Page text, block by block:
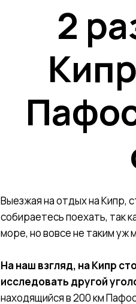
2
Выезжая на отдых на Кипр,
собираетесь поехать, так
море, но вовсе не таким уж
На наш взгляд, на Кипр
исследовать другой
находящийся в 200 км